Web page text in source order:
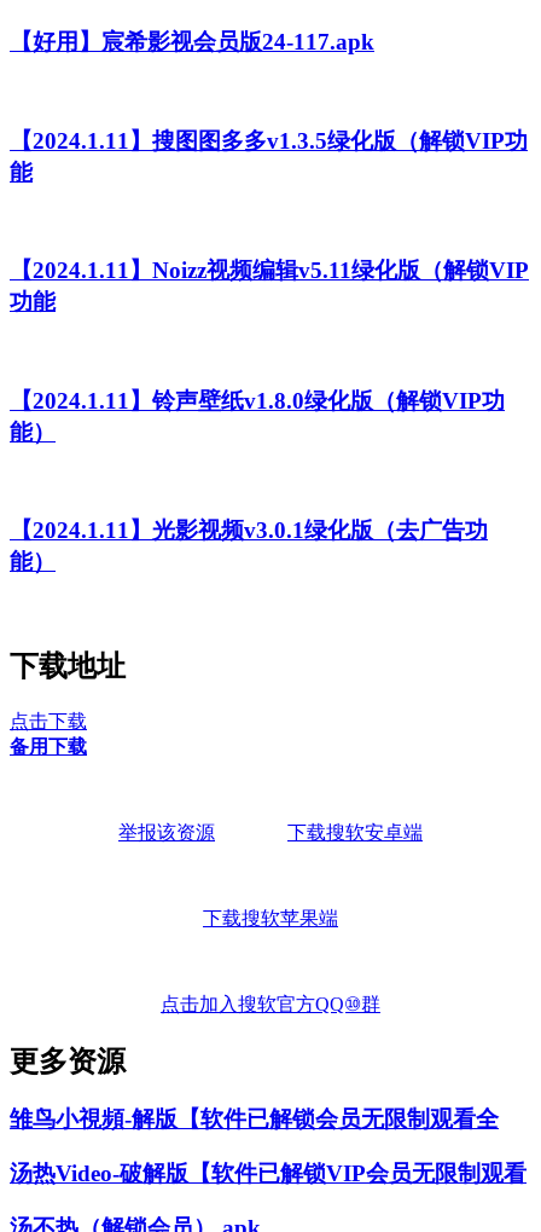
【好用】宸希影视会员版24-117.apk
【2024.1.11】搜图图多多v1.3.5绿化版（解锁VIP功
能
【2024.1.11】Noizz视频编辑v5.11绿化版（解锁VIP
功能
【2024.1.11】铃声壁纸v1.8.0绿化版（解锁VIP功
能）
【2024.1.11】光影视频v3.0.1绿化版（去广告功
能）
下载地址
点击下载
备用下载
举报该资源 下载搜软安卓端
下载搜软苹果端
点击加入搜软官方QQ⑩群
更多资源
雏鸟小視頻-解版【软件已解锁会员无限制观看全
汤热Video-破解版【软件已解锁VIP会员无限制观看